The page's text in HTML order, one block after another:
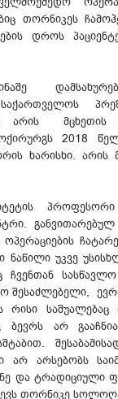
თორნიკეს
დროს
არის მცხეთის
2018
ხარისხი. არის
ნაწილი უკვე
ჩვენთან
შესაძლებელი,
რისი
ბევრს არ
არ არსებობს
და ტრადიციული
თორნიკე